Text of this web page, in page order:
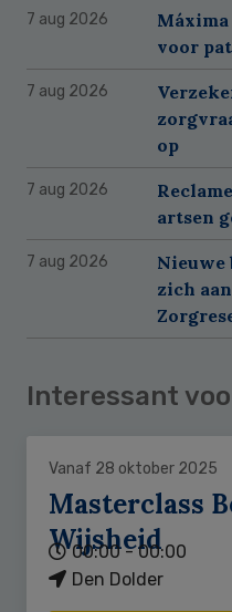
7 aug 2026
voor
7 aug 2026
op
7 aug 2026
artsen
7 aug 2026
Nieuwe
zich
Interessant
Vanaf 28 oktober 2025
Masterclass
Wijsheid
00:00 - 00:00
Den Dolder